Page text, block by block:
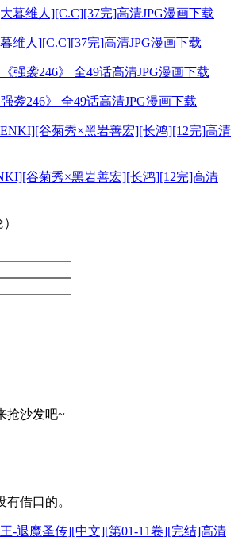
维人][C.C][37完]高清JPG漫画下载
袭246》 全49话高清JPG漫画下载
谷菊秀×黑岩善宏][长鸿][12完]高清
抢沙发吧~
借口的。
-退魔圣传][中文][第01-11卷][完结]高清